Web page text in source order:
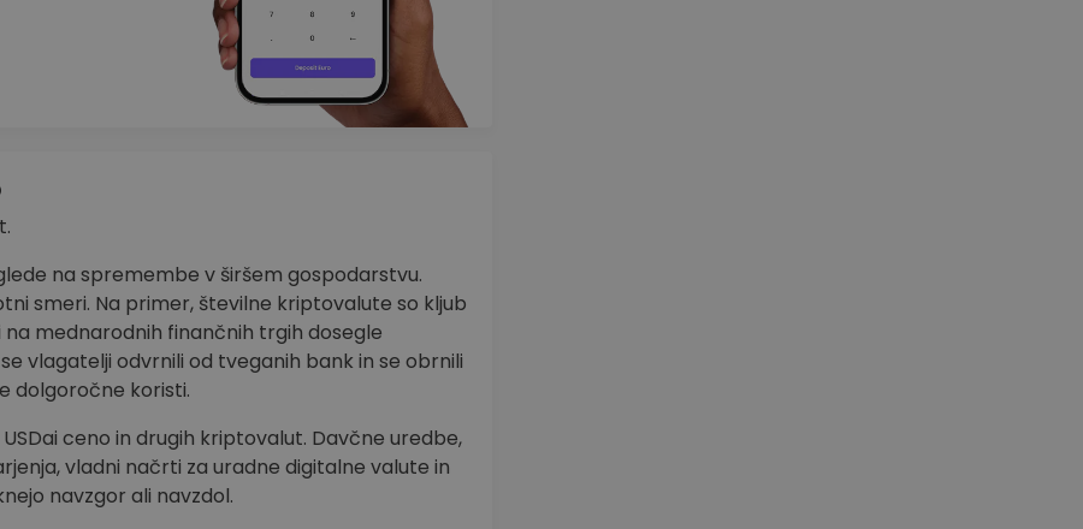
na spremembe v širšem gospodarstvu.
smeri. Na primer, številne kriptovalute so kljub
mednarodnih finančnih trgih dosegle
vlagatelji odvrnili od tveganih bank in se obrnili
dolgoročne koristi.
ceno in drugih kriptovalut. Davčne uredbe,
vladni načrti za uradne digitalne valute in
navzgor ali navzdol.